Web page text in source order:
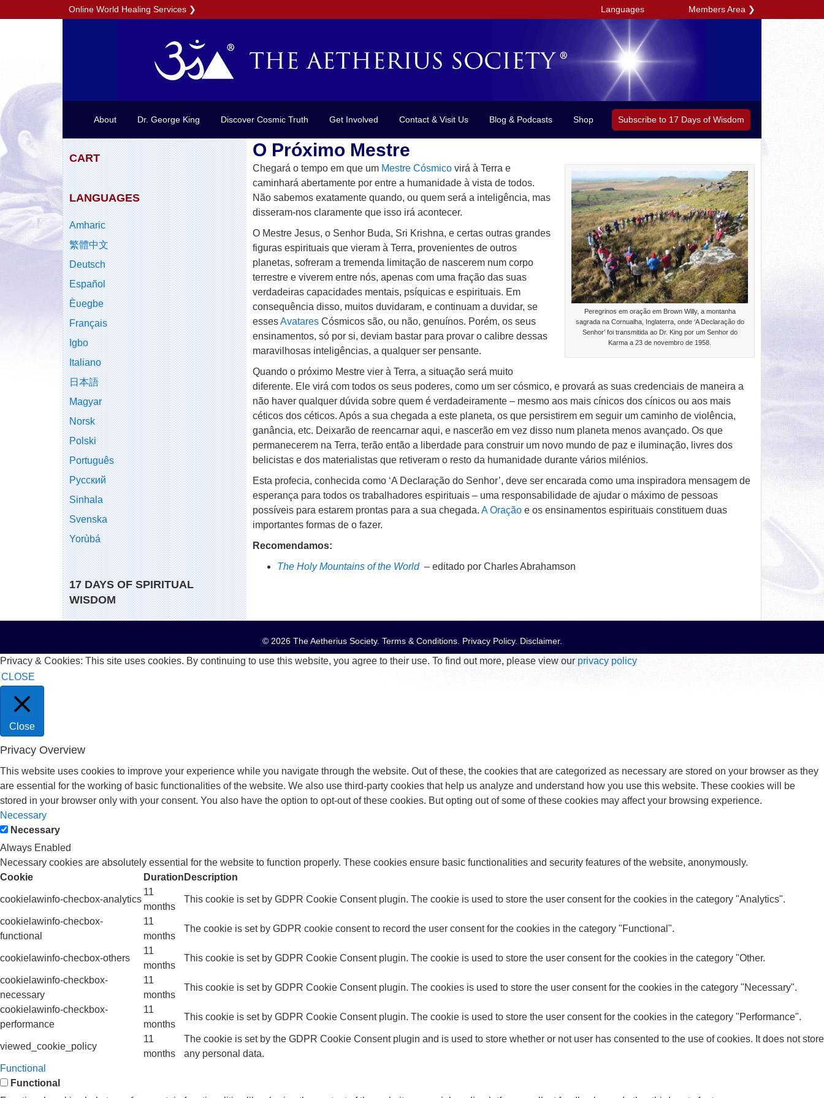
Online World Healing Services ❯ Languages Members Area ❯
About Dr. George King Discover Cosmic Truth Get Involved Contact & Visit Us Blog & Podcasts Shop Subscribe to 17 Days of Wisdom
CART
LANGUAGES
Amharic
繁體中文
Deutsch
Español
Èʋegbe
Français
Igbo
Italiano
日本語
Magyar
Norsk
Polski
Português
Русский
Sinhala
Svenska
Yorùbá
17 DAYS OF SPIRITUAL
WISDOM
O Próximo Mestre
Peregrinos em oração em Brown Willy, a montanha
sagrada na Cornualha, Inglaterra, onde ‘A Declaração do
Senhor’ foi transmitida ao Dr. King por um Senhor do
Karma a 23 de novembro de 1958.
Chegará o tempo em que um Mestre Cósmico virá à Terra e
caminhará abertamente por entre a humanidade à vista de todos.
Não sabemos exatamente quando, ou quem será a inteligência, mas
disseram-nos claramente que isso irá acontecer.
O Mestre Jesus, o Senhor Buda, Sri Krishna, e certas outras grandes
figuras espirituais que vieram à Terra, provenientes de outros
planetas, sofreram a tremenda limitação de nascerem num corpo
terrestre e viverem entre nós, apenas com uma fração das suas
verdadeiras capacidades mentais, psíquicas e espirituais. Em
consequência disso, muitos duvidaram, e continuam a duvidar, se
essesAvatares Cósmicos são, ou não, genuínos. Porém, os seus
ensinamentos, só por si, deviam bastar para provar o calibre dessas
maravilhosas inteligências, a qualquer ser pensante.
Quando o próximo Mestre vier à Terra, a situação será muito
diferente. Ele virá com todos os seus poderes, como um ser cósmico, e provará as suas credenciais de maneira a
não haver qualquer dúvida sobre quem é verdadeiramente – mesmo aos mais cínicos dos cínicos ou aos mais
céticos dos céticos. Após a sua chegada a este planeta, os que persistirem em seguir um caminho de violência,
ganância, etc. Deixarão de reencarnar aqui, e nascerão em vez disso num planeta menos avançado. Os que
permanecerem na Terra, terão então a liberdade para construir um novo mundo de paz e iluminação, livres dos
belicistas e dos materialistas que retiveram o resto da humanidade durante vários milénios.
Esta profecia, conhecida como ‘A Declaração do Senhor’, deve ser encarada como uma inspiradora mensagem de
esperança para todos os trabalhadores espirituais – uma responsabilidade de ajudar o máximo de pessoas
possíveis para estarem prontas para a sua chegada.A Oração e os ensinamentos espirituais constituem duas
importantes formas de o fazer.
Recomendamos:
The Holy Mountains of the World–editado por Charles Abrahamson
© 2026 The Aetherius Society. Terms & Conditions. Privacy Policy. Disclaimer.
Privacy & Cookies: This site uses cookies. By continuing to use this website, you agree to their use. To find out more, please view our privacy policy
CLOSE
Close
Privacy Overview
This website uses cookies to improve your experience while you navigate through the website. Out of these, the cookies that are categorized as necessary are stored on your browser as they
are essential for the working of basic functionalities of the website. We also use third-party cookies that help us analyze and understand how you use this website. These cookies will be
stored in your browser only with your consent. You also have the option to opt-out of these cookies. But opting out of some of these cookies may affect your browsing experience.
Necessary
Necessary
Always Enabled
Necessary cookies are absolutely essential for the website to function properly. These cookies ensure basic functionalities and security features of the website, anonymously.
Cookie
Duration Description
cookielawinfo-checbox-analytics
11
months
This cookie is set by GDPR Cookie Consent plugin. The cookie is used to store the user consent for the cookies in the category "Analytics".
cookielawinfo-checbox-
functional
11
months
The cookie is set by GDPR cookie consent to record the user consent for the cookies in the category "Functional".
cookielawinfo-checbox-others
11
months
This cookie is set by GDPR Cookie Consent plugin. The cookie is used to store the user consent for the cookies in the category "Other.
cookielawinfo-checkbox-
necessary
11
months
This cookie is set by GDPR Cookie Consent plugin. The cookies is used to store the user consent for the cookies in the category "Necessary".
cookielawinfo-checkbox-
performance
11
months
This cookie is set by GDPR Cookie Consent plugin. The cookie is used to store the user consent for the cookies in the category "Performance".
viewed_cookie_policy
11
months
The cookie is set by the GDPR Cookie Consent plugin and is used to store whether or not user has consented to the use of cookies. It does not store
any personal data.
Functional
Functional